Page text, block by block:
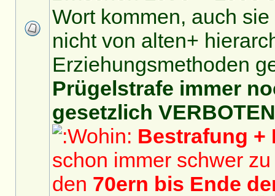
Wort kommen, auch
nicht von alten+
Erziehungsmethoden
Prügelstrafe immer
gesetzlich
Bestrafung +
schon immer schwer
den 70ern bis Ende